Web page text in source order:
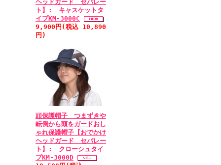
ヘッドガード セパレー
ト】: キャスケットタ
イプKM-3000C
9,900円(税込 10,890
円)
頭保護帽子 つまずきや
転倒から頭をガードおし
ゃれ保護帽子【おでかけ
ヘッドガード セパレー
ト】: クローシュタイ
プKM-3000D